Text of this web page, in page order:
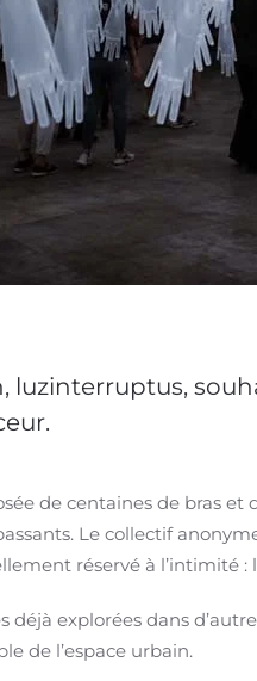
luzinterruptus,
de centaines de bras
Le collectif
réservé à l’intimité :
déjà explorées dans
de l’espace urbain.